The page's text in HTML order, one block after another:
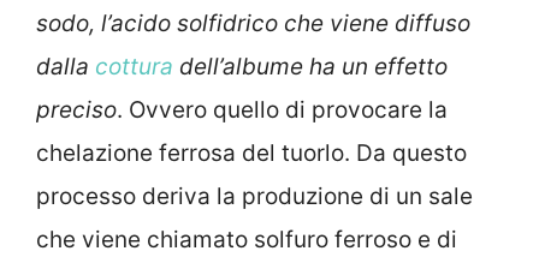
sodo, l’acido solfidrico che viene diffuso
dalla cottura dell’albume ha un effetto
preciso. Ovvero quello di provocare la
chelazione ferrosa del tuorlo. Da questo
processo deriva la produzione di un sale
che viene chiamato solfuro ferroso e di